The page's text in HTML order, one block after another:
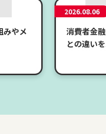
みやメ
2026.08.06
消費者金
との違い